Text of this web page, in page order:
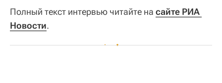
Полный текст интервью читайте на сайте РИА
Новости.